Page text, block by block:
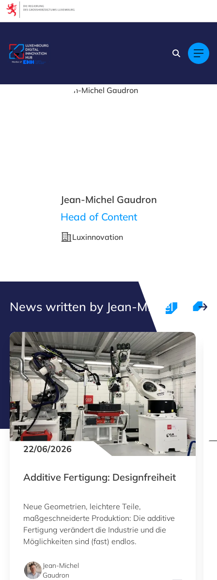
Jean-Michel Gaudron
Head of Content
Luxinnovation
News written by Jean-Michel
22/06/2026
Additive Fertigung: Designfreiheit
Neue Geometrien, leichtere Teile,
maßgeschneiderte Produktion: Die additive
Fertigung verändert die Industrie und die
Möglichkeiten sind (fast) endlos.
Jean-Michel
Gaudron
Cookies management panel